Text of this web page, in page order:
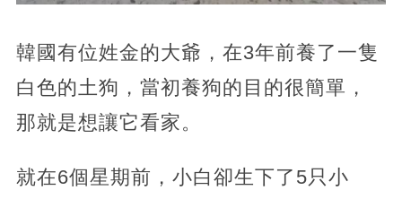
韓國有位姓金的大爺，在3年前養了一隻
白色的土狗，當初養狗的目的很簡單，
那就是想讓它看家。
就在6個星期前，小白卻生下了5只小